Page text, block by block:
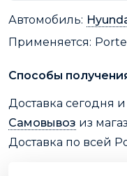
Автомобиль:
Применяется:
Способы
Доставка сегодня
Самовывоз из
Доставка по всей